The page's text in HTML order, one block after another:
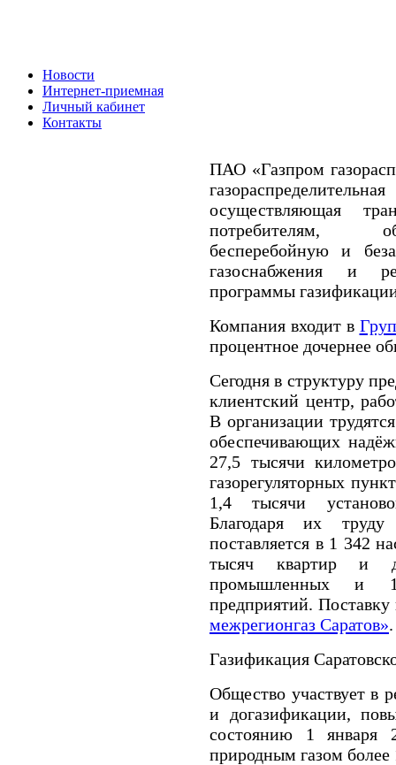
Новости
Интернет-приемная
Личный кабинет
Контакты
ПАО «Газпром
осуществляющая
потребителям,
бесперебойную и
газоснабжения и
программы
Компания входит в
процентное дочернее
Сегодня в структуру
клиентский центр,
В организации
обеспечивающих
27,5 тысячи
газорегуляторных
1,4 тысячи
Благодаря их труду
поставляется в 1 342
тысяч квартир и
промышленных и
предприятий. Поставку
межрегионгаз Саратов».
Газификация
Общество участвует в
и догазификации,
состоянию 1 января
природным газом